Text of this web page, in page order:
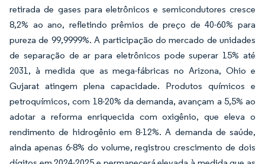
retirada de gases para eletrônicos e semicondutores cresce
8,2% ao ano, refletindo prêmios de preço de 40-60% para
pureza de 99,9999%. A participação do mercado de unidades
de separação de ar para eletrônicos pode superar 15% até
2031, à medida que as mega-fábricas no Arizona, Ohio e
Gujarat atingem plena capacidade. Produtos químicos e
petroquímicos, com 18-20% da demanda, avançam a 5,5% ao
adotar a reforma enriquecida com oxigênio, que eleva o
rendimento de hidrogênio em 8-12%. A demanda de saúde,
ainda apenas 6-8% do volume, registrou crescimento de dois